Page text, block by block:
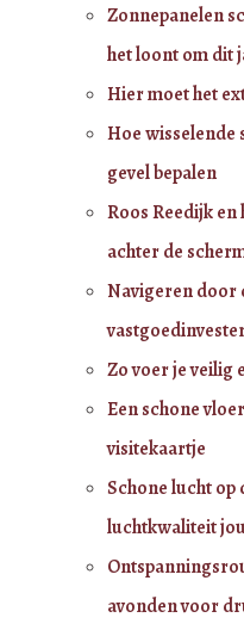
Zonnepanelen
het loont om dit
Hier moet het
Hoe wisselende
gevel bepalen
Roos Reedijk
achter de
Navigeren door
Zo voer je veilig
Een schone
visitekaartje
Schone lucht
luchtkwaliteit
avonden voor